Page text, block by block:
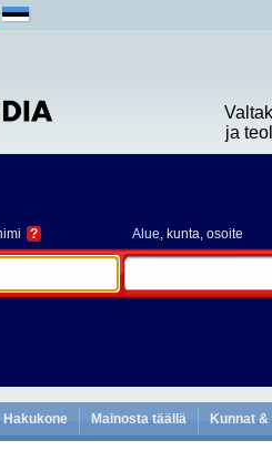
ja
? Alue, kunta, osoite
Hakukone Mainosta täällä Kunnat